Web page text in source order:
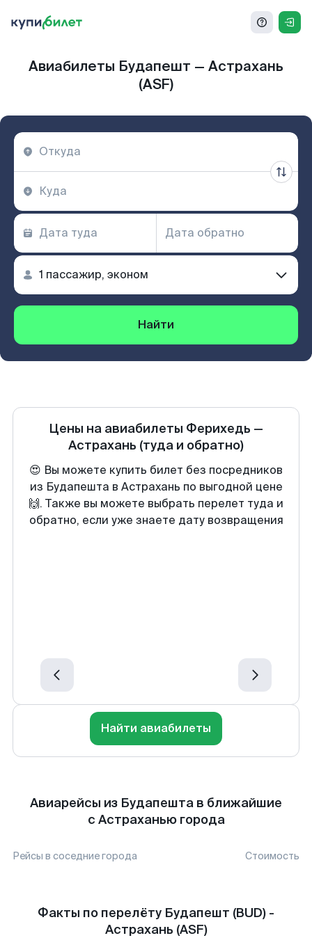
Авиабилеты Будапешт — Астрахань
(ASF)
Найти
Цены на авиабилеты Ферихедь —
Астрахань (туда и обратно)
😍 Вы можете купить билет без посредников
из Будапешта в Астрахань по выгодной цене
🙌. Также вы можете выбрать перелет туда и
обратно, если уже знаете дату возвращения
Найти авиабилеты
Авиарейсы из Будапешта в ближайшие
с Астраханью города
Рейсы в соседние города Стоимость
Факты по перелёту Будапешт (BUD) -
Астрахань (ASF)